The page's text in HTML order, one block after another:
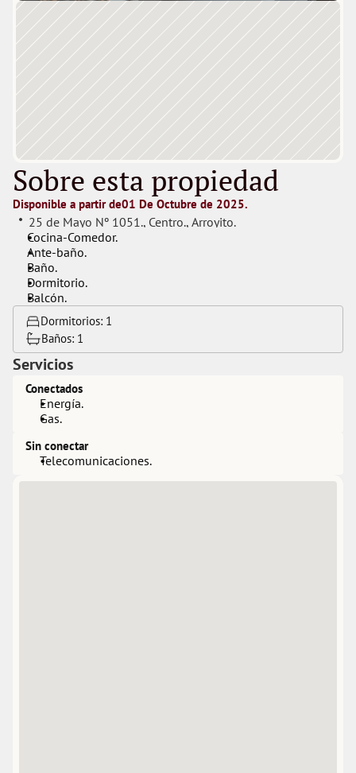
Sobre esta propiedad
Disponible a partir de01 De Octubre de 2025.
25 de Mayo Nº 1051., Centro., Arroyito.
Cocina-Comedor.
Ante-baño.
Baño.
Dormitorio.
Balcón.
Dormitorios: 1
Baños: 1
Servicios
Conectados
Energía.
Gas.
Sin conectar
Telecomunicaciones.